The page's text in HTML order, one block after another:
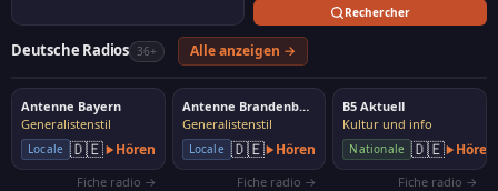
Rechercher
Deutsche Radios 36+ Alle anzeigen →
Antenne Bayern
Generalistenstil
Locale 🇩🇪 Hören
Fiche radio →
Antenne Brandenburg
Generalistenstil
Locale 🇩🇪 Hören
Fiche radio →
B5 Aktuell
Kultur und info
Nationale 🇩🇪 Hören
Fiche radio →